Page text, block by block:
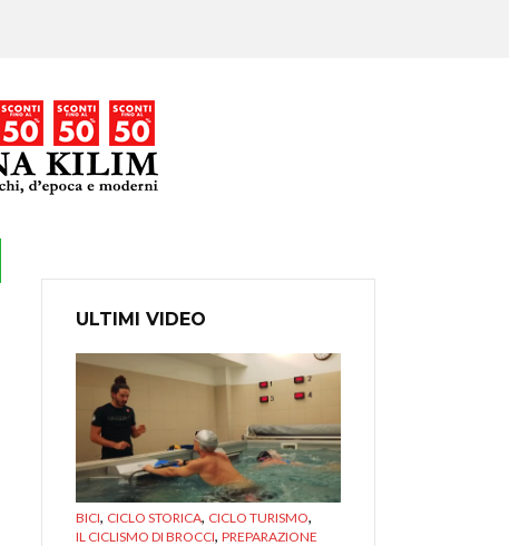
ULTIMI VIDEO
BICI, CICLO STORICA, CICLO TURISMO,
IL CICLISMO DI BROCCI, PREPARAZIONE